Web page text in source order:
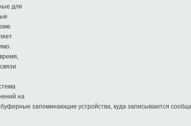
для
на
запоминающие устройства, куда записываются